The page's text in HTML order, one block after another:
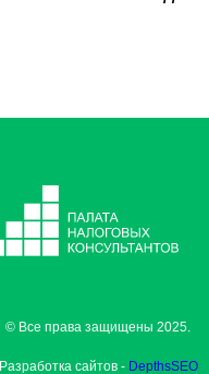
© Все права защищены 2025.
Разработка сайтов - DepthsSEO